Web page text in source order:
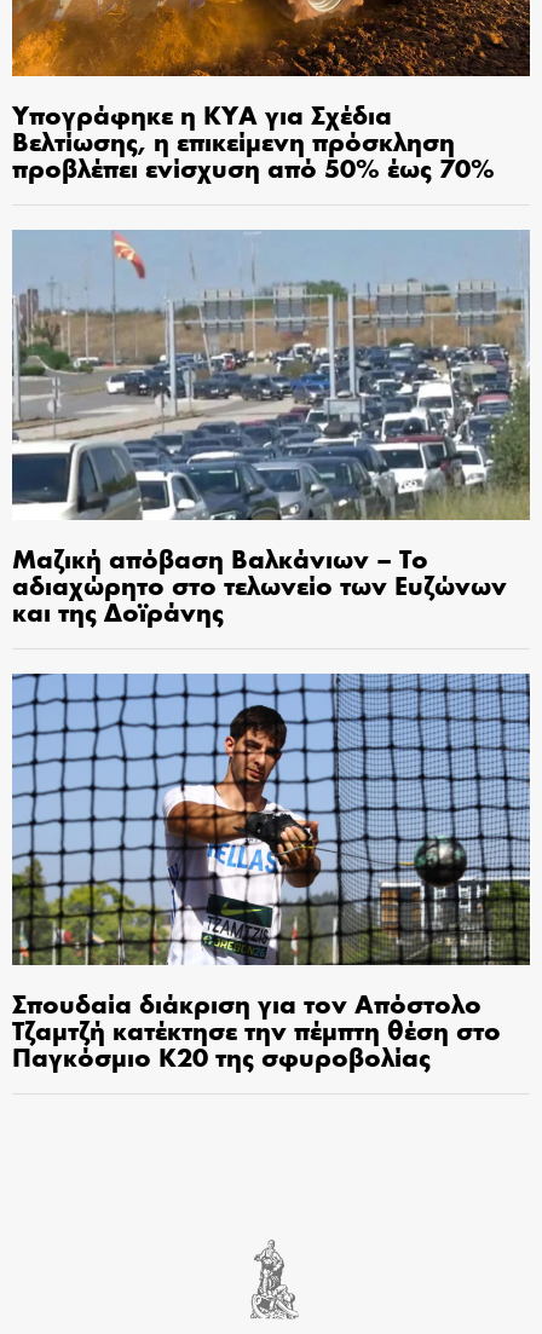
Υπογράφηκε η ΚΥΑ για Σχέδια
Βελτίωσης, η επικείμενη πρόσκληση
προβλέπει ενίσχυση από 50% έως 70%
Μαζική απόβαση Βαλκάνιων – Το
αδιαχώρητο στο τελωνείο των Ευζώνων
και της Δοϊράνης
Σπουδαία διάκριση για τον Απόστολο
Τζαμτζή κατέκτησε την πέμπτη θέση στο
Παγκόσμιο Κ20 της σφυροβολίας